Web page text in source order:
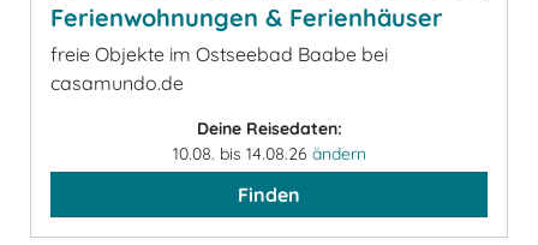
Ferienwohnungen & Ferienhäuser
freie Objekte im Ostseebad Baabe bei
casamundo.de
Deine Reisedaten:
10.08. bis 14.08.26 ändern
Finden